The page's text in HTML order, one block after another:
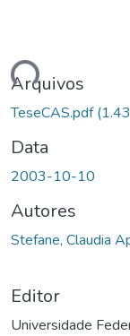
Arquivos
TeseCAS.pdf
Data
2003-10-10
Autores
Stefane, Claudia
Editor
Universidade